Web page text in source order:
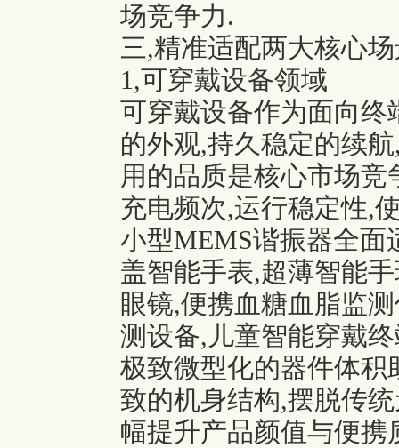
场竞争力.
三,精准适配两大核心
1,可穿戴设备领域
可穿戴设备作为面向
的外观,持久稳定的续
用的品质是核心市场
充电频次,运行稳定性,
小型MEMS谐振器全面
盖智能手表,超薄智能
眼镜,便携血糖血脂监
测设备,儿童智能穿戴
极致微型化的器件体
致的机身结构,摆脱传
幅提升产品颜值与便